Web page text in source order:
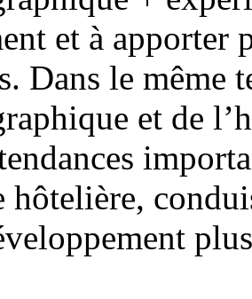
et à apporter
Dans le même
et de
hôtelière,